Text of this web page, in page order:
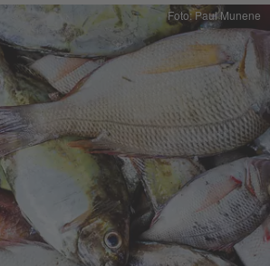
Foto: Paul Munene